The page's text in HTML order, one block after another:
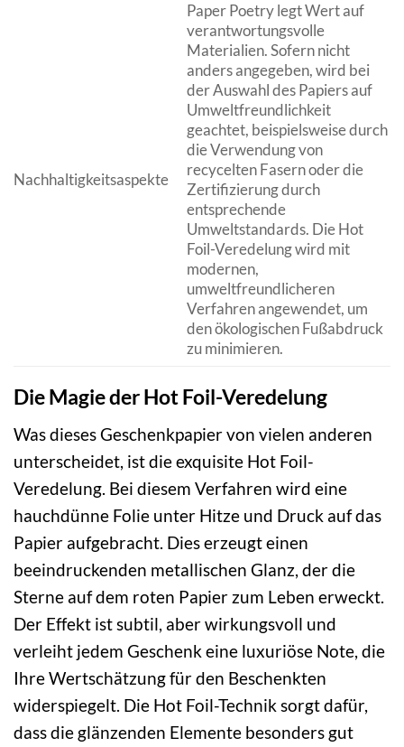
Nachhaltigkeitsaspekte
Paper Poetry legt Wert auf
verantwortungsvolle
Materialien. Sofern nicht
anders angegeben, wird bei
der Auswahl des Papiers auf
Umweltfreundlichkeit
geachtet, beispielsweise durch
die Verwendung von
recycelten Fasern oder die
Zertifizierung durch
entsprechende
Umweltstandards. Die Hot
Foil-Veredelung wird mit
modernen,
umweltfreundlicheren
Verfahren angewendet, um
den ökologischen Fußabdruck
zu minimieren.
Die Magie der Hot Foil-Veredelung
Was dieses Geschenkpapier von vielen anderen
unterscheidet, ist die exquisite Hot Foil-
Veredelung. Bei diesem Verfahren wird eine
hauchdünne Folie unter Hitze und Druck auf das
Papier aufgebracht. Dies erzeugt einen
beeindruckenden metallischen Glanz, der die
Sterne auf dem roten Papier zum Leben erweckt.
Der Effekt ist subtil, aber wirkungsvoll und
verleiht jedem Geschenk eine luxuriöse Note, die
Ihre Wertschätzung für den Beschenkten
widerspiegelt. Die Hot Foil-Technik sorgt dafür,
dass die glänzenden Elemente besonders gut